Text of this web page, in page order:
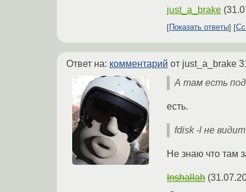
just_a_brake (
Показать ответы
Ответ на: комментарий от just_a_brake
А там есть
есть.
fdisk -l не
Не знаю что там
Inshallah (